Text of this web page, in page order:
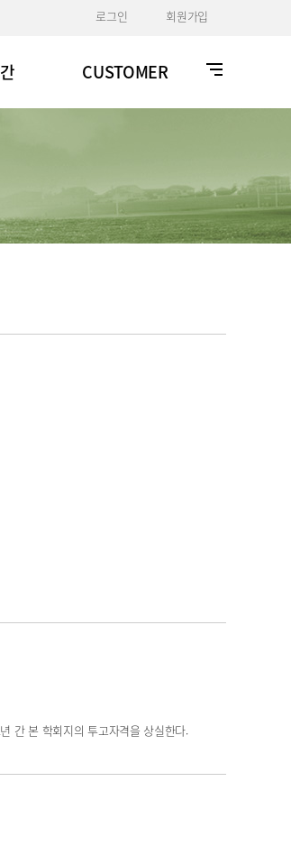
로그인 회원가입
CUSTOMER
간 본 학회지의 투고자격을 상실한다.